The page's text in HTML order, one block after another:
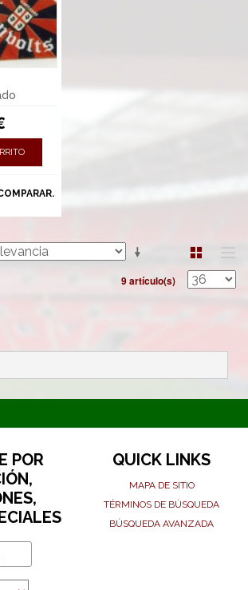
9 artículo(s)
POR
QUICK LINKS
MAPA DE SITIO
TÉRMINOS DE BÚSQUEDA
BÚSQUEDA AVANZADA